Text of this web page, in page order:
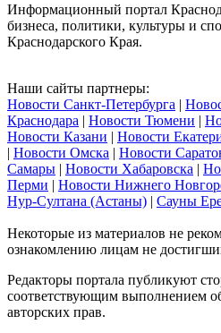
Информационный портал
бизнеса, политики, культуры и
Краснодарского Края.
Наши сайты партнеры:
Новости Санкт-Петербурга |
Краснодара | Новости Тюмени |
Новости Казани | Новости
| Новости Омска | Новости
Самары | Новости Хабаровска |
Перми | Новости Нижнего
Нур-Султана (Астаны) | Сауны
Некоторые из материалов не
ознакомлению лицам не
Редакторы портала публикуют
соответствующим выполнением
авторских прав.